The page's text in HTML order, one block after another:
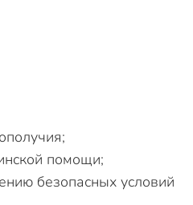
помощи;
безопасных условий